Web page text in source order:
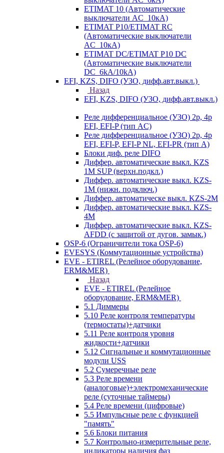
ETIMAT 10 (Автоматические
выключатели AC_10кА)
ETIMAT P10/ETIMAT RC
(Автоматические выключатели
AC_10кА)
ETIMAT DC/ETIMAT P10 DC
(Автоматические выключатели
DC_6kA/10kA)
EFI, KZS, DIFO (УЗО, дифф.авт.выкл.)
Назад
EFI, KZS, DIFO (УЗО, дифф.авт.выкл.)
Реле дифференциальное (УЗО) 2р, 4р
EFI, EFI-P (тип AС)
Реле дифференциальное (УЗО) 2р, 4р
EFI, EFI-P, EFI-P NL, EFI-PR (тип A)
Блоки диф. реле DIFO
Диффер. автоматические выкл. KZS
1M SUP (верхн.подкл.)
Диффер. автоматические выкл. KZS-
1M (нижн. подключ.)
Диффер. автоматическе выкл. KZS-2M
Диффер. автоматические выкл. KZS-
4M
Диффер. автоматические выкл. KZS-
AFDD (с защитой от дугов. замык.)
OSP-6 (Ограничители тока OSP-6)
EVESYS (Коммутационные устройства)
EVE - ETIREL (Релейное оборудование,
ERM&MER)
Назад
EVE - ETIREL (Релейное
оборудование, ERM&MER)
5.1 Диммеры
5.10 Реле контроля температуры
(термостаты)+датчики
5.11 Реле контроля уровня
жидкости+датчики
5.12 Сигнальные и коммутационные
модули USS
5.2 Сумеречные реле
5.3 Реле времени
(аналоговые)+электромеханические
реле (суточные таймеры)
5.4 Реле времени (цифровые)
5.5 Импульсные реле с функцией
"память"
5.6 Блоки питания
5.7 Контрольно-измерительные реле,
индикаторы наличия фаз